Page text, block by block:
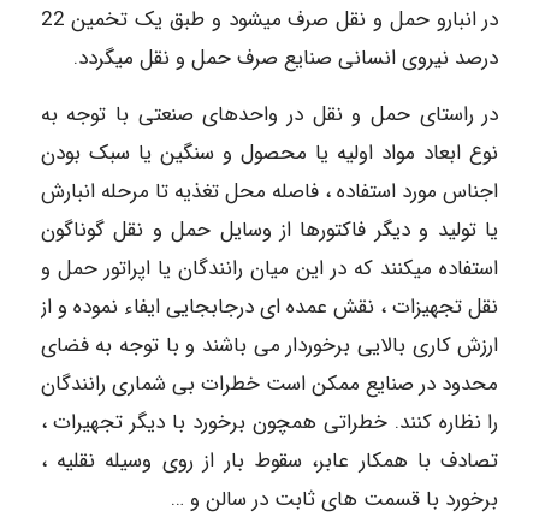
در انبارو حمل و نقل صرف میشود و طبق یک تخمین 22
درصد نیروی انسانی صنایع صرف حمل و نقل میگردد.
در راستای حمل و نقل در واحدهای صنعتی با توجه به
نوع ابعاد مواد اولیه یا محصول و سنگین یا سبک بودن
اجناس مورد استفاده ، فاصله محل تغذیه تا مرحله انبارش
یا تولید و دیگر فاکتورها از وسایل حمل و نقل گوناگون
استفاده میکنند که در این میان رانندگان یا اپراتور حمل و
نقل تجهیزات ، نقش عمده ای درجابجایی ایفاء نموده و از
ارزش کاری بالایی برخوردار می باشند و با توجه به فضای
محدود در صنایع ممکن است خطرات بی شماری رانندگان
را نظاره کنند. خطراتی همچون برخورد با دیگر تجهیرات ،
تصادف با همکار عابر، سقوط بار از روی وسیله نقلیه ،
برخورد با قسمت های ثابت در سالن و …